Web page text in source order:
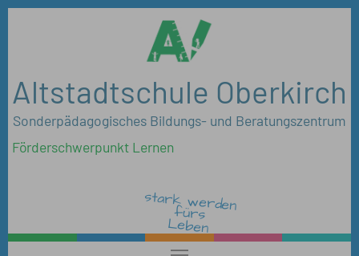
Zum Hauptinhalt springen
Altstadtschule Oberkirch
Sonderpädagogisches Bildungs- und Beratungszentrum
Förderschwerpunkt Lernen
stark werden
fürs
Leben